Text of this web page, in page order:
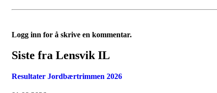
Logg inn for å skrive en kommentar.
Siste fra Lensvik IL
Resultater Jordbærtrimmen 2026